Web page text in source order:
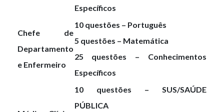
Específicos
Chefe de
Departamento
e Enfermeiro
10 questões – Português
5 questões – Matemática
25 questões – Conhecimentos
Específicos
10 questões – SUS/SAÚDE
PÚBLICA